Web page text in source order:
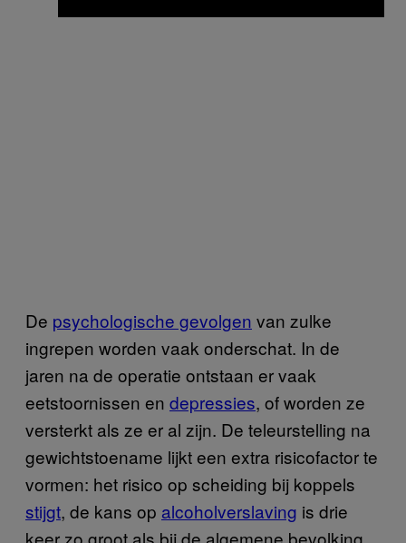
De psychologische gevolgen van zulke
ingrepen worden vaak onderschat. In de
jaren na de operatie ontstaan er vaak
eetstoornissen en depressies, of worden ze
versterkt als ze er al zijn. De teleurstelling na
gewichtstoename lijkt een extra risicofactor te
vormen: het risico op scheiding bij koppels
stijgt, de kans op alcoholverslaving is drie